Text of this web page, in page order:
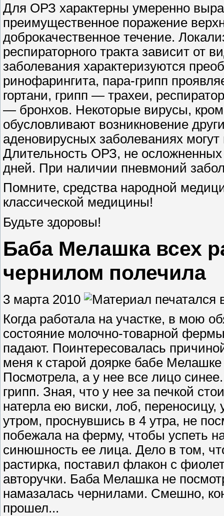
Для ОРЗ характерны умеренно
преимущественное поражение
доброкачественное течение.
респираторного тракта зависит от
заболевания характеризуются
ринофарингита, пара-грипп
гортани, грипп — трахеи,
— бронхов. Некоторые вирусы,
обусловливают возникновение
аденовирусных заболеваниях
Длительность ОРЗ, не
дней. При наличии пневмоний
Помните, средства народной
классической медицины!
Будьте здоровы!
Баба Мелашка всех
чернилом полечила
3 марта 2010
Когда работала на участке, в мою
состояние молочно-товарной
падают. Поинтересовалась
меня к старой доярке бабе
Посмотрела, а у нее все лицо
грипп. Зная, что у нее за печкой
натерла ею виски, лоб, переносицу,
утром, проснувшись в 4 утра, не
побежала на ферму, чтобы успеть
синюшность ее лица. Дело в том,
растирка, поставил флакон с
авторучки. Баба Мелашка не
намазалась чернилами. Смешно,
прошел...